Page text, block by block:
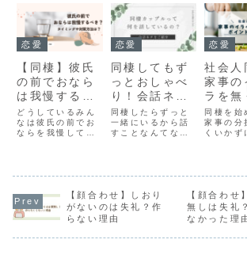
恋愛
【同棲】彼氏
の前でおなら
は我慢するべ
き？タイミン
グや対策方法
は？
どうしているみん
なは彼氏の前でお
ならを我慢してい
を笑いに変える方
法とおならを隠す
方法をご紹介
恋愛
同棲してもず
っとおしゃべ
り！会話ネタ
が途切れない
理由
同棲したらずっと
一緒にいるから話
すことなんてない
てなくなるので
は？みんなずっと
一緒にいるのに何
を話しているの？
恋愛
社会
家事の
ラを無
イント
同棲を始
家事の分
くいかず
分担でう
コツ３選
介！この
押さえれ
【顔合わせ】しおり
がないのは失礼？作
らない理由
【顔合わせ
無しは失礼
なかった理